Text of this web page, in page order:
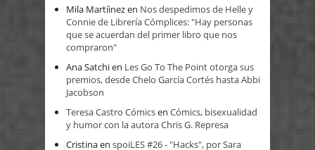
Mila Martíinezen Nos despedimos de Helle y
Connie de Librería Cómplices: "Hay personas
que se acuerdan del primer libro que nos
compraron"
Ana Satchien Les Go To The Point otorga sus
premios, desde Chelo García Cortés hasta Abbi
Jacobson
Teresa Castro Cómicsen Cómics, bisexualidad
y humor con la autora Chris G. Represa
Cristinaen spoiLES #26 - "Hacks", por Sara